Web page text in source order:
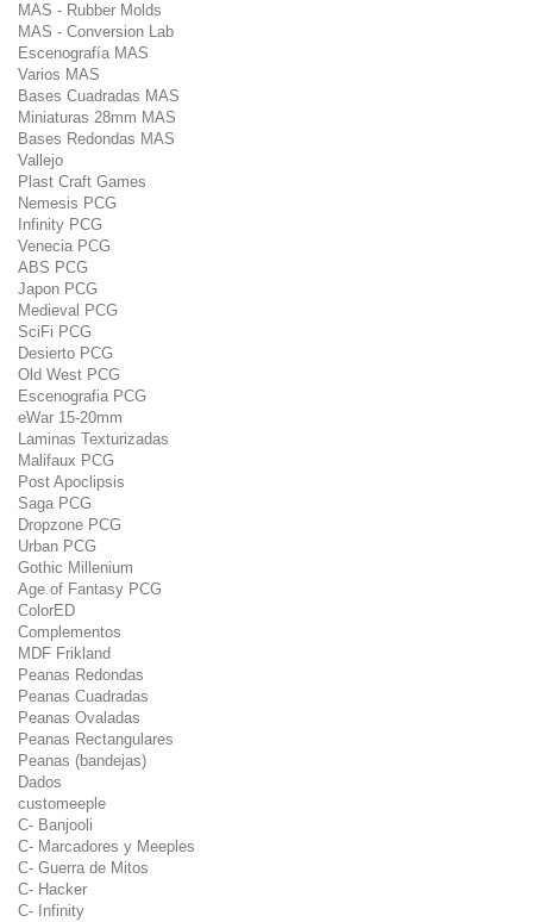
MAS - Rubber Molds
MAS - Conversion Lab
Escenografía MAS
Varios MAS
Bases Cuadradas MAS
Miniaturas 28mm MAS
Bases Redondas MAS
Vallejo
Plast Craft Games
Nemesis PCG
Infinity PCG
Venecia PCG
ABS PCG
Japon PCG
Medieval PCG
SciFi PCG
Desierto PCG
Old West PCG
Escenografia PCG
eWar 15-20mm
Laminas Texturizadas
Malifaux PCG
Post Apoclipsis
Saga PCG
Dropzone PCG
Urban PCG
Gothic Millenium
Age of Fantasy PCG
ColorED
Complementos
MDF Frikland
Peanas Redondas
Peanas Cuadradas
Peanas Ovaladas
Peanas Rectangulares
Peanas (bandejas)
Dados
customeeple
C- Banjooli
C- Marcadores y Meeples
C- Guerra de Mitos
C- Hacker
C- Infinity